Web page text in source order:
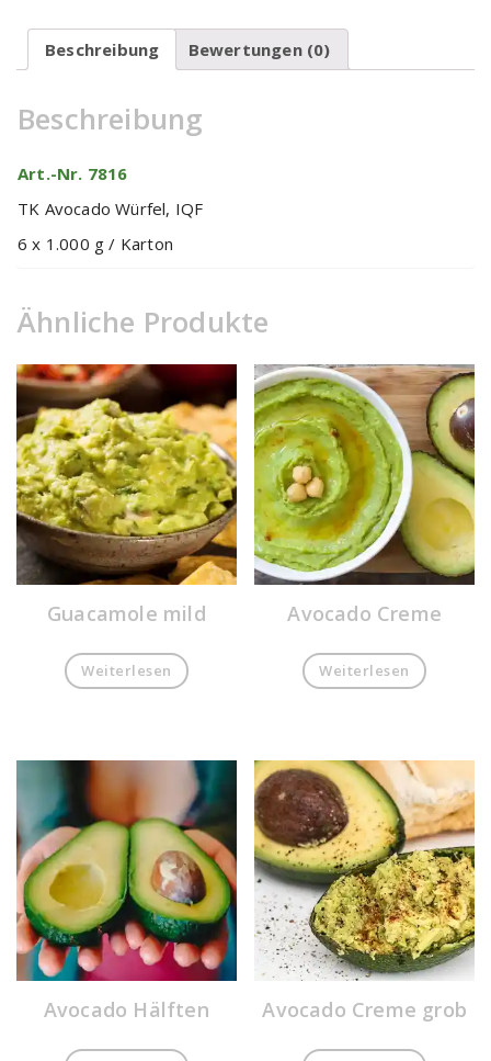
Beschreibung Bewertungen (0)
Beschreibung
Art.-Nr. 7816
TK Avocado Würfel, IQF
6 x 1.000 g / Karton
Ähnliche Produkte
Guacamole mild
Weiterlesen
Avocado Creme
Weiterlesen
Avocado Hälften Avocado Creme grob